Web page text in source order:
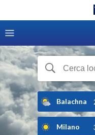
Balachna
Milano